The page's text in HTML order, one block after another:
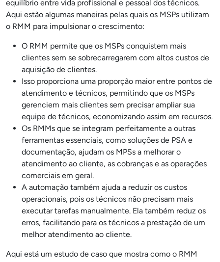
equilíbrio entre vida profissional e pessoal dos técnicos.
Aqui estão algumas maneiras pelas quais os MSPs utilizam
o RMM para impulsionar o crescimento:
O RMM permite que os MSPs conquistem mais
clientes sem se sobrecarregarem com altos custos de
aquisição de clientes.
Isso proporciona uma proporção maior entre pontos de
atendimento e técnicos, permitindo que os MSPs
gerenciem mais clientes sem precisar ampliar sua
equipe de técnicos, economizando assim em recursos.
Os RMMs que se integram perfeitamente a outras
ferramentas essenciais, como soluções de PSA e
documentação, ajudam os MPSs a melhorar o
atendimento ao cliente, as cobranças e as operações
comerciais em geral.
A automação também ajuda a reduzir os custos
operacionais, pois os técnicos não precisam mais
executar tarefas manualmente. Ela também reduz os
erros, facilitando para os técnicos a prestação de um
melhor atendimento ao cliente.
Aqui está um estudo de caso que mostra como o RMM